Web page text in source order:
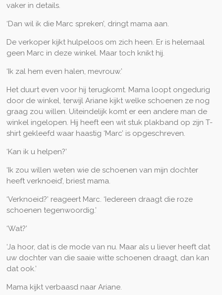
vaker in details.
‘Dan wil ik die Marc spreken’, dringt mama aan.
De verkoper kijkt hulpeloos om zich heen. Er is helemaal
geen Marc in deze winkel. Maar toch knikt hij.
‘Ik zal hem even halen, mevrouw.’
Het duurt even voor hij terugkomt. Mama loopt ongedurig
door de winkel, terwijl Ariane kijkt welke schoenen ze nog
graag zou willen. Uiteindelijk komt er een andere man de
winkel ingelopen. Hij heeft een wit stuk plakband op zijn T-
shirt gekleefd waar haastig ‘Marc’ is opgeschreven.
‘Kan ik u helpen?’
‘Ik zou willen weten wie de schoenen van mijn dochter
heeft verknoeid’, briest mama.
‘Verknoeid?’ reageert Marc. ‘Iedereen draagt die roze
schoenen tegenwoordig.’
‘Wat?’
‘Ja hoor, dat is de mode van nu. Maar als u liever heeft dat
uw dochter van die saaie witte schoenen draagt, dan kan
dat ook.’
Mama kijkt verbaasd naar Ariane.